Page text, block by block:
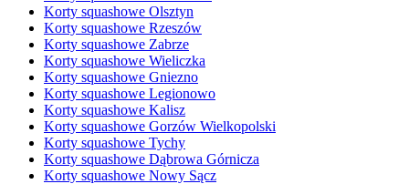
Korty squashowe Olsztyn
Korty squashowe Rzeszów
Korty squashowe Zabrze
Korty squashowe Wieliczka
Korty squashowe Gniezno
Korty squashowe Legionowo
Korty squashowe Kalisz
Korty squashowe Gorzów Wielkopolski
Korty squashowe Tychy
Korty squashowe Dąbrowa Górnicza
Korty squashowe Nowy Sącz